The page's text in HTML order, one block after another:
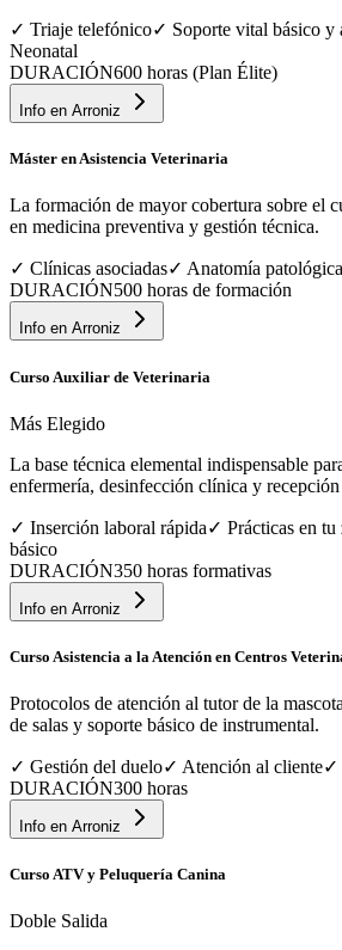
✓ Triaje telefónico✓ Soporte vital básico y
Neonatal
DURACIÓN600 horas (Plan Élite)
Info en Arroniz
Máster en Asistencia Veterinaria
La formación de mayor cobertura sobre el
en medicina preventiva y gestión técnica.
✓ Clínicas asociadas✓ Anatomía patológica
DURACIÓN500 horas de formación
Info en Arroniz
Curso Auxiliar de Veterinaria
Más Elegido
La base técnica elemental indispensable
enfermería, desinfección clínica y recepción
✓ Inserción laboral rápida✓ Prácticas en tu
básico
DURACIÓN350 horas formativas
Info en Arroniz
Curso Asistencia a la Atención en Centros
Protocolos de atención al tutor de la
de salas y soporte básico de instrumental.
✓ Gestión del duelo✓ Atención al cliente✓
DURACIÓN300 horas
Info en Arroniz
Curso ATV y Peluquería Canina
Doble Salida